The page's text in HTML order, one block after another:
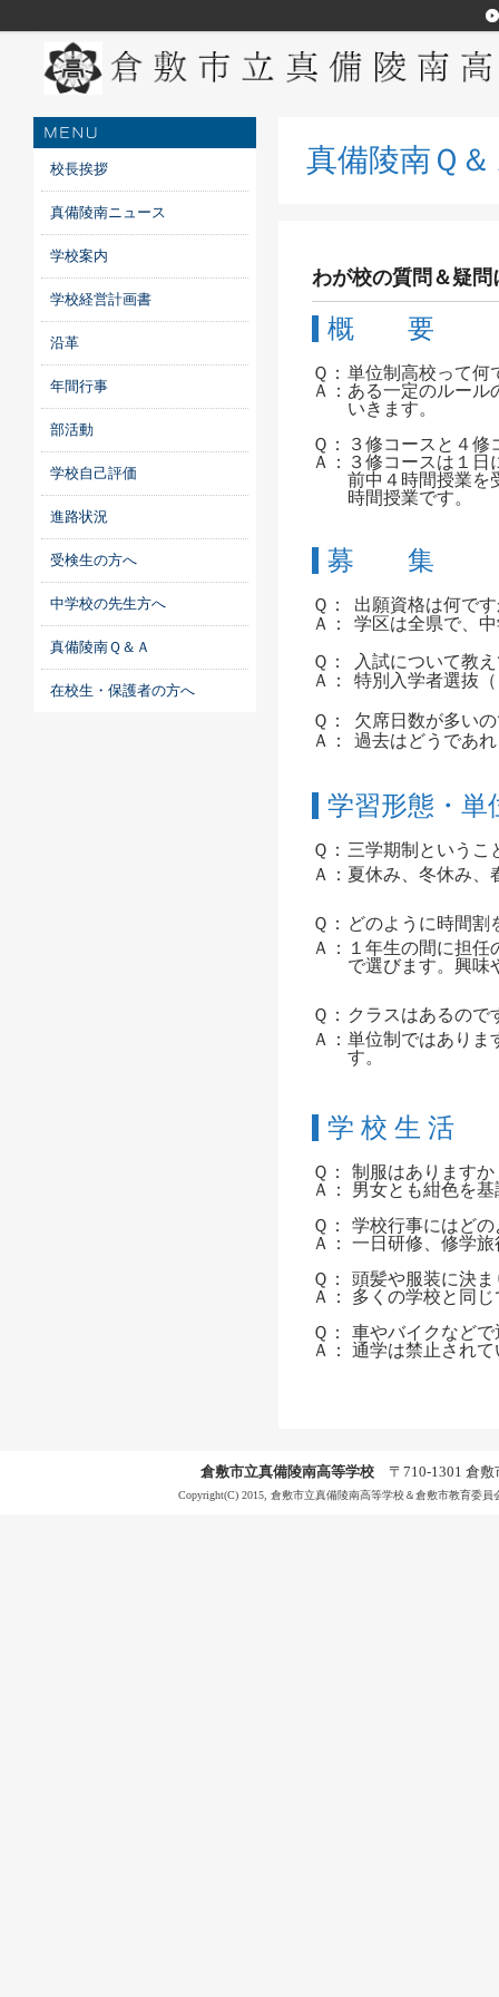
校長挨拶
真備陵南ニュース
学校案内
学校経営計画書
沿革
年間行事
部活動
学校自己評価
進路状況
受検生の方へ
中学校の先生方へ
真備陵南Ｑ＆Ａ
在校生・保護者の方へ
真備陵南Ｑ＆
わが校の質問＆疑問
概 要
Ｑ： 単位制高校って何
Ａ： ある一定のルール
いきます。
Ｑ：
３修コースと４修
Ａ：
３修コースは１
前中４時間授業を
時間授業です。
募 集
Ｑ：
出願資格は何で
Ａ：
学区は全県で、
Ｑ：
入試について教
Ａ：
特別入学者選抜
Ｑ：
欠席日数が多い
Ａ：
過去はどうであ
学習形態・単
Ｑ： 三学期制というこ
Ａ： 夏休み、冬休み、
Ｑ： どのように時間割
Ａ：
１年生の間に担
で選びます。興味
Ｑ： クラスはあるので
Ａ： 単位制ではありま
す。
学 校 生 活
Ｑ：
制服はありますか
Ａ：
男女とも紺色を
Ｑ：
学校行事にはど
Ａ：
一日研修、修学
Ｑ：
頭髪や服装に決
Ａ：
多くの学校と同
Ｑ：
車やバイクなど
Ａ：
通学は禁止され
倉敷市立真備陵南高等学校 〒710-1301 倉
Copyright(C) 2015, 倉敷市立真備陵南高等学校＆倉敷市教育委